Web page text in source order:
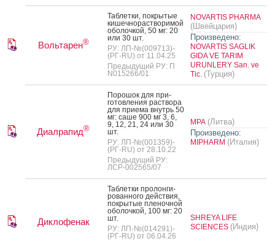
Вольтарен®
Таб­летки, пок­ры­тые
ки­шеч­но­рас­тво­римой
обо­лоч­кой, 50 мг: 20
или 30 шт.
РУ: ЛП-№(009713)-
(РГ-RU) от 11.04.25
Предыдущий РУ: П
N015266/01
NOVARTIS PHARMA
(Швейцария)
Произведено:
NOVARTIS SAGLIK
GIDA VE TARIM
URUNLERY San. ve
Tic. (Турция)
Диалрапид®
По­рошок для при­
готов­ле­ния рас­тво­ра
для при­ема внутрь 50
мг: са­ше 900 мг 3, 6,
9, 12, 21, 24 или 30
шт.
РУ: ЛП-№(001359)-
(РГ-RU) от 28.10.22
Предыдущий РУ:
ЛСР-002565/07
МРА (Литва)
Произведено:
MIPHARM (Италия)
Диклофенак
Таб­летки про­лон­ги­
рован­но­го дей­ствия,
пок­ры­тые пле­ноч­ной
обо­лоч­кой, 100 мг: 20
шт.
РУ: ЛП-№(014291)-
(РГ-RU) от 06.04.26
SHREYA LIFE
SCIENCES (Индия)